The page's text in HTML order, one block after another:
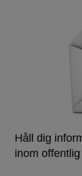
Håll dig
inom